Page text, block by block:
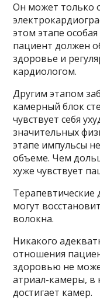
Он может только
этом этапе
пациент должен
здоровье и
кардиологом.
Другим этапом
камерный блок
чувствует себя
значительных
этапе импульсы
объеме. Чем
хуже чувствует
Терапевтические
могут
волокна.
Никакого
отношения
здоровью не
атриал-камеры, в
достигает камер.